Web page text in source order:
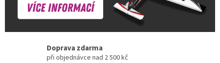
Doprava zdarma
při objednávce nad 2 500 kč